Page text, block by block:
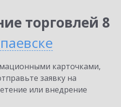
торговлей 8
карточками,
заявку на
или внедрение